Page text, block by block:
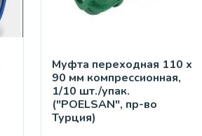
Муфта переходная 110 х
90 мм компрессионная,
1/10 шт./упак.
("POELSAN", пр-во
Турция)